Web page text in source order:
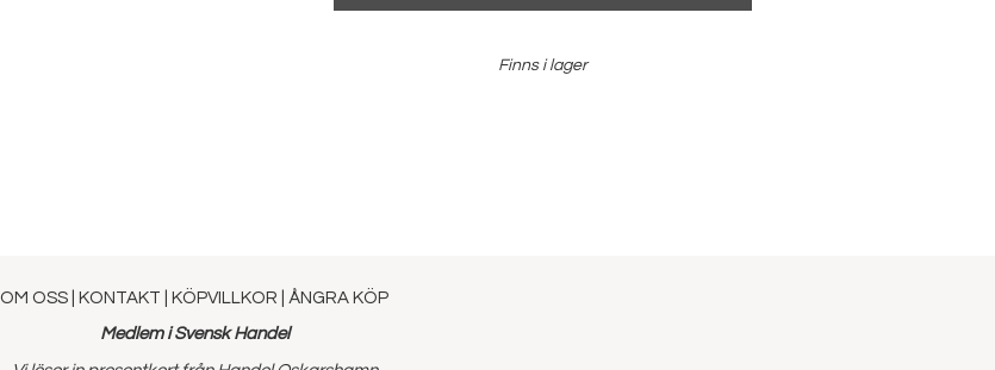
Finns i lager
OM OSS KONTAKT KÖPVILLKOR
ÅNGRA KÖP
Medlem i Svensk Handel